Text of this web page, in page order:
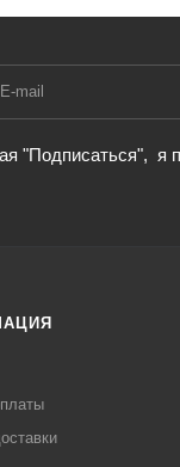
"Подписаться", я